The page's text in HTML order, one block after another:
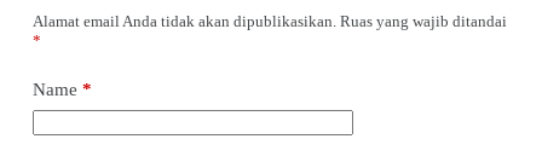
Alamat email Anda tidak akan dipublikasikan. Ruas yang wajib ditandai
*
Name *